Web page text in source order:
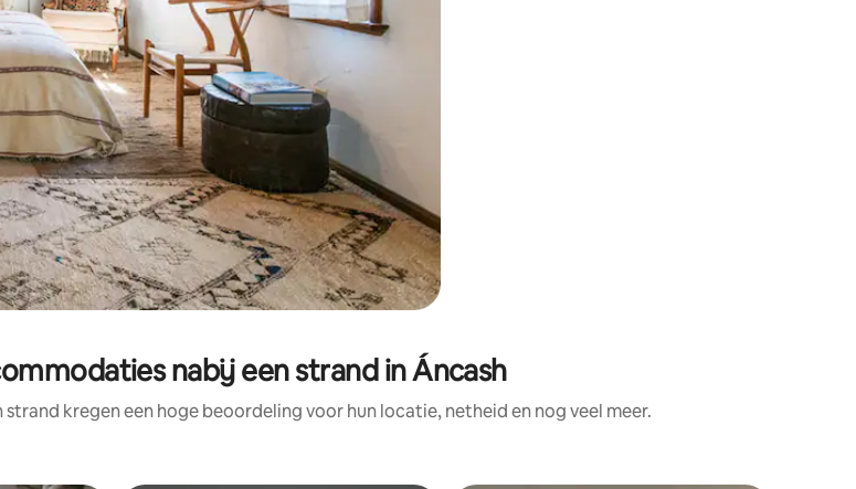
nabij een strand in Áncash
kregen een hoge beoordeling voor hun locatie, netheid en nog veel meer.